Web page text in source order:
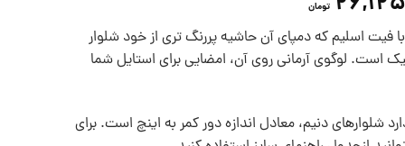
تومان
فیت اسلیم که دمپای آن حاشیه پررنگ تری از خود شلوار
است. لوگوی آرمانی روی آن، ‌امضایی برای استایل شما
شلوارهای دنيم، معادل اندازه دور کمر به اينچ است. برای